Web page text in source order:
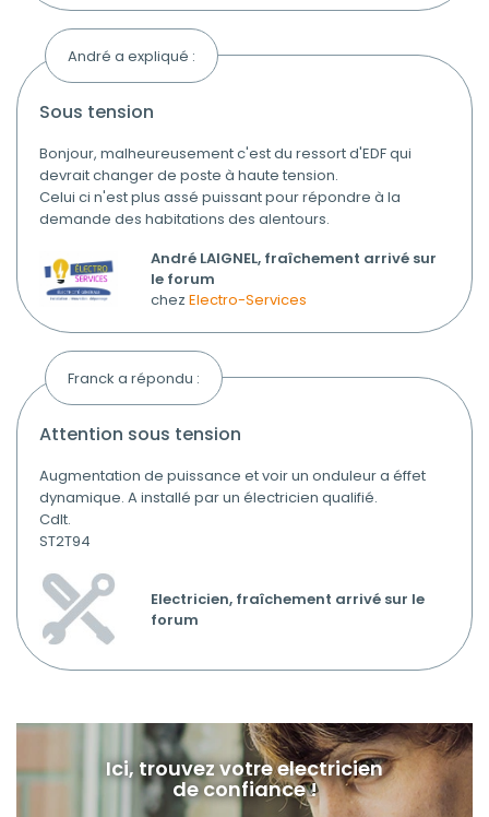
André a expliqué :
sous tension
Bonjour, malheureusement c'est du ressort d'EDF qui
devrait changer de poste à haute tension.
Celui ci n'est plus assé puissant pour répondre à la
demande des habitations des alentours.
André LAIGNEL, fraîchement arrivé sur
le forum
chez Electro-Services
Franck a répondu :
attention sous tension
Augmentation de puissance et voir un onduleur a éffet
dynamique. A installé par un électricien qualifié.
Cdlt.
ST2T94
Electricien, fraîchement arrivé sur le
forum
Ici, trouvez votre electricien
de confiance !